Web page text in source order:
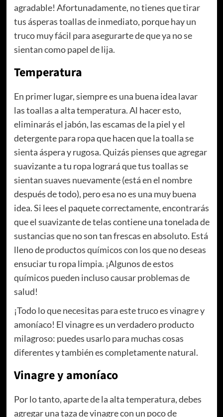
agradable! Afortunadamente, no tienes que tirar
tus ásperas toallas de inmediato, porque hay un
truco muy fácil para asegurarte de que ya no se
sientan como papel de lija.
Temperatura
En primer lugar, siempre es una buena idea lavar
las toallas a alta temperatura. Al hacer esto,
eliminarás el jabón, las escamas de la piel y el
detergente para ropa que hacen que la toalla se
sienta áspera y rugosa. Quizás pienses que agregar
suavizante a tu ropa logrará que tus toallas se
sientan suaves nuevamente (está en el nombre
después de todo), pero esa no es una muy buena
idea. Si lees el paquete correctamente, encontrarás
que el suavizante de telas contiene una tonelada de
sustancias que no son tan frescas en absoluto. Está
lleno de productos químicos con los que no deseas
ensuciar tu ropa limpia. ¡Algunos de estos
químicos pueden incluso causar problemas de
salud!
¡Todo lo que necesitas para este truco es vinagre y
amoníaco! El vinagre es un verdadero producto
milagroso: puedes usarlo para muchas cosas
diferentes y también es completamente natural.
Vinagre y amoníaco
Por lo tanto, aparte de la alta temperatura, debes
agregar una taza de vinagre con un poco de